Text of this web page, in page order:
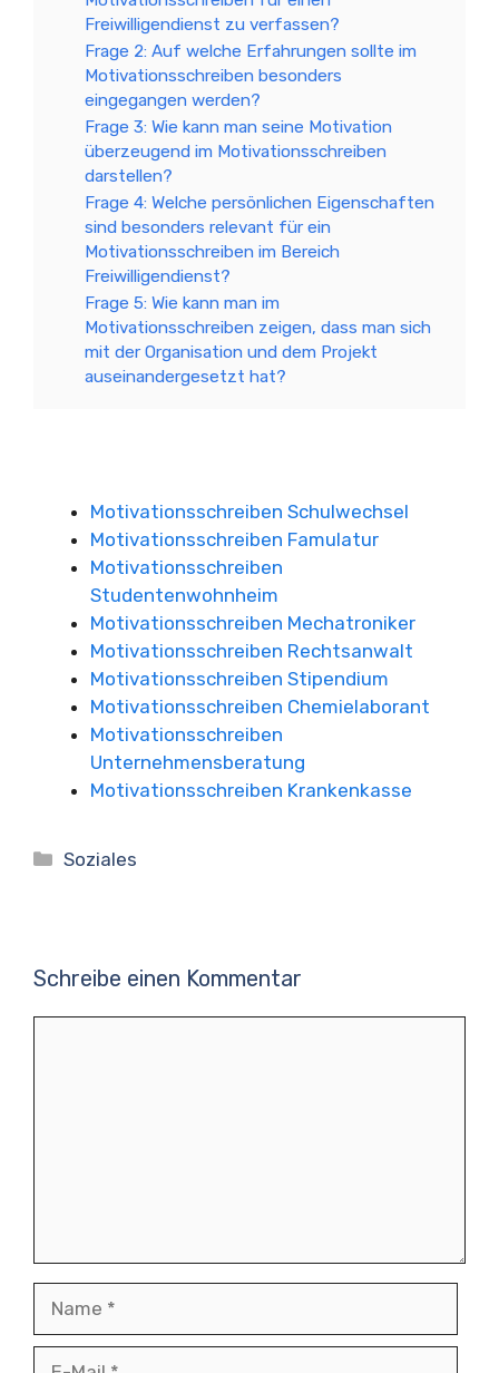
Freiwilligendienst zu verfassen?
Frage 2: Auf welche Erfahrungen sollte im
Motivationsschreiben besonders
eingegangen werden?
Frage 3: Wie kann man seine Motivation
überzeugend im Motivationsschreiben
darstellen?
Frage 4: Welche persönlichen Eigenschaften
sind besonders relevant für ein
Motivationsschreiben im Bereich
Freiwilligendienst?
Frage 5: Wie kann man im
Motivationsschreiben zeigen, dass man sich
mit der Organisation und dem Projekt
auseinandergesetzt hat?
Motivationsschreiben Schulwechsel
Motivationsschreiben Famulatur
Motivationsschreiben
Studentenwohnheim
Motivationsschreiben Mechatroniker
Motivationsschreiben Rechtsanwalt
Motivationsschreiben Stipendium
Motivationsschreiben Chemielaborant
Motivationsschreiben
Unternehmensberatung
Motivationsschreiben Krankenkasse
Kategorien
Soziales
Schreibe einen Kommentar